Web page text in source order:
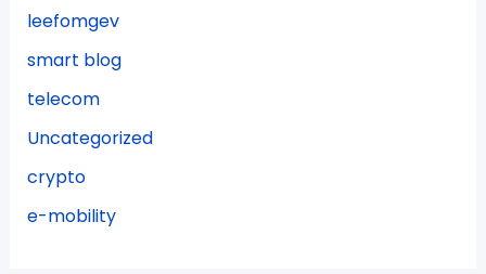
leefomgev
smart blog
telecom
Uncategorized
crypto
e-mobility